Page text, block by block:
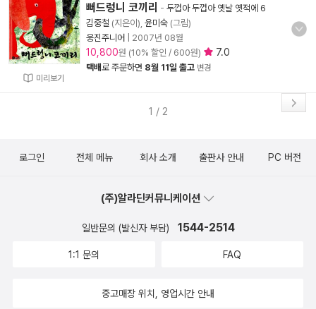
미리보기
뻐드렁니 코끼리 - 두껍아 두껍아 옛날 옛적에 6
김중철 (지은이), 윤미숙 (그림)
웅진주니어
2007년 08월
10,800원 (10% 할인 / 600원) 7.0
택배로 주문하면 8월 11일 출고 변경
1 / 2
로그인 전체 메뉴 회사 소개 출판사 안내 PC 버전
(주)알라딘커뮤니케이션
일반문의 (발신자 부담) 1544-2514
1:1 문의 FAQ
중고매장 위치, 영업시간 안내